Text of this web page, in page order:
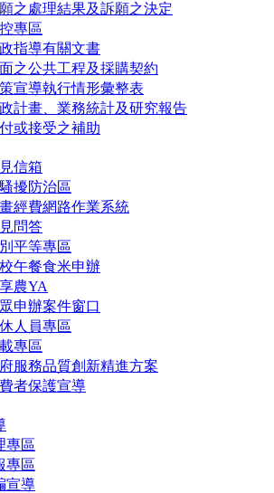
之處理結果及訴願之決定
專區
指導有關文書
之公共工程及採購契約
宣導執行情形彙整表
計畫、業務統計及研究報告
或接受之補助
信箱
擾防治區
經費網路作業系統
問答
平等專區
午餐食米申辦
農YA
申辦案件窗口
人員專區
專區
服務品質創新精進方案
者保護宣導
專區
專區
宣導